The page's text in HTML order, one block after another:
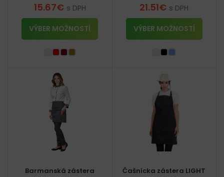
15.67€ s DPH
VÝBER MOŽNOSTÍ
21.51€ s DPH
VÝBER MOŽNOSTÍ
Barmanská zástera
Čašnícka zástera LIGHT